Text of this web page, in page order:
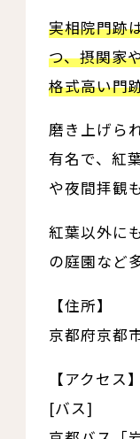
実相院門跡
つ、摂関家
格式高い門
磨き上げら
有名で、紅
や夜間拝観
紅葉以外に
の庭園など
【住所】
京都府京都
【アクセス】
[バス]